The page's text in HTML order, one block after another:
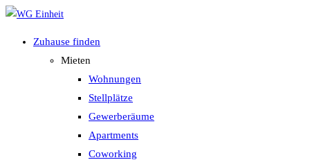
Zum
springen
Zuhause finden
Mieten
Wohnungen
Stellplätze
Gewerberäume
Apartments
Coworking